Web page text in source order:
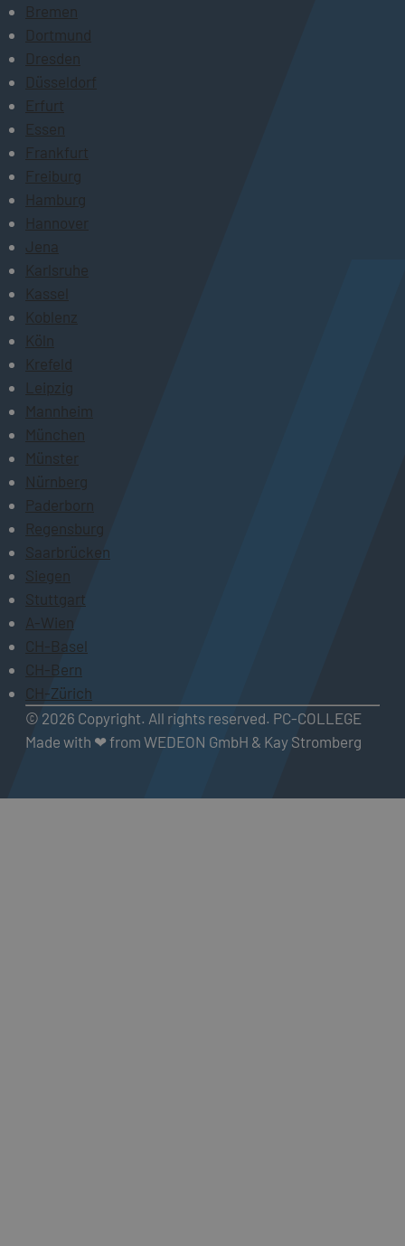
Bremen
Dortmund
Dresden
Düsseldorf
Erfurt
Essen
Frankfurt
Freiburg
Hamburg
Hannover
Jena
Karlsruhe
Kassel
Koblenz
Köln
Krefeld
Leipzig
Mannheim
München
Münster
Nürnberg
Paderborn
Regensburg
Saarbrücken
Siegen
Stuttgart
A-Wien
CH-Basel
CH-Bern
CH-Zürich
© 2026 Copyright. All rights reserved. PC-COLLEGE
Made with ❤ from WEDEON GmbH & Kay Stromberg